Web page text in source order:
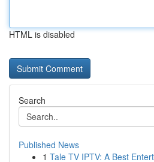
HTML is disabled
Search
Published News
1 Tale TV IPTV: A Best